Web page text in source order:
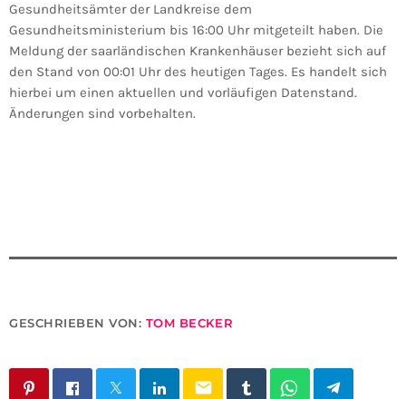
Gesundheitsämter der Landkreise dem
Gesundheitsministerium bis 16:00 Uhr mitgeteilt haben. Die
Meldung der saarländischen Krankenhäuser bezieht sich auf
den Stand von 00:01 Uhr des heutigen Tages. Es handelt sich
hierbei um einen aktuellen und vorläufigen Datenstand.
Änderungen sind vorbehalten.
GESCHRIEBEN VON: TOM BECKER
email